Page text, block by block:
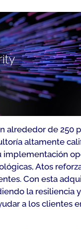
alrededor de 250
altamente
implementación
Atos
Con esta
la resiliencia
a los clientes